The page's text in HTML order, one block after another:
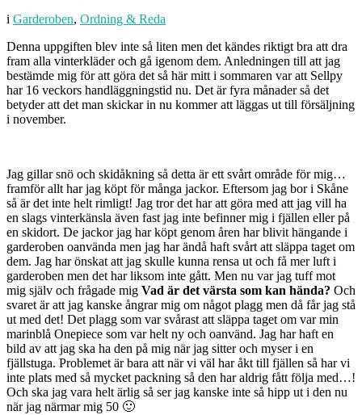
i Garderoben, Ordning & Reda
Denna uppgiften blev inte så liten men det kändes riktigt bra att dra
fram alla vinterkläder och gå igenom dem. Anledningen till att jag
bestämde mig för att göra det så här mitt i sommaren var att Sellpy
har 16 veckors handläggningstid nu. Det är fyra månader så det
betyder att det man skickar in nu kommer att läggas ut till försäljning
i november.
Jag gillar snö och skidåkning så detta är ett svårt område för mig…
framför allt har jag köpt för många jackor. Eftersom jag bor i Skåne
så är det inte helt rimligt! Jag tror det har att göra med att jag vill ha
en slags vinterkänsla även fast jag inte befinner mig i fjällen eller på
en skidort. De jackor jag har köpt genom åren har blivit hängande i
garderoben oanvända men jag har ändå haft svårt att släppa taget om
dem. Jag har önskat att jag skulle kunna rensa ut och få mer luft i
garderoben men det har liksom inte gått. Men nu var jag tuff mot
mig själv och frågade mig Vad är det värsta som kan hända? Och
svaret är att jag kanske ångrar mig om något plagg men då får jag stå
ut med det! Det plagg som var svårast att släppa taget om var min
marinblå Onepiece som var helt ny och oanvänd. Jag har haft en
bild av att jag ska ha den på mig när jag sitter och myser i en
fjällstuga. Problemet är bara att när vi väl har åkt till fjällen så har vi
inte plats med så mycket packning så den har aldrig fått följa med…!
Och ska jag vara helt ärlig så ser jag kanske inte så hipp ut i den nu
när jag närmar mig 50 🙂